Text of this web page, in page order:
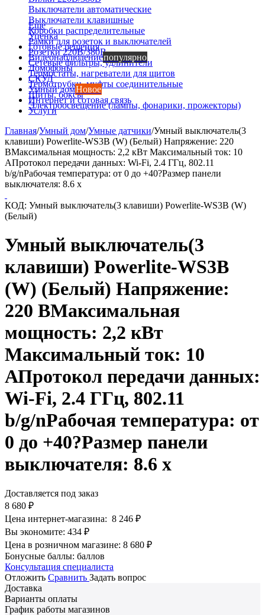
Выключатели автоматические
Выключатели клавишные
Коробки распределительные
Рамки для розеток и выключателей
Розетки 220В/380В
Сетевые фильтры, удлинители
Термостаты, нагреватели для щитов
Термотрубки, муфты соединительные
Щиты, боксы
Электроосвещение (лампы, фонарики, прожекторы)
Еще
Уценка
Готовые решения
Видеонаблюдениепопулярно
Домофоны
СКУД
Умный домНовое
Интернет и сотовая связь
Услуги
Главная/Умный дом/Умные датчики/Умный выключатель(3
клавиши) Powerlite-WS3B (W) (Белый) Напряжение: 220
ВМаксимальная мощность: 2,2 кВт Максимальный ток: 10
АПротокол передачи данных: Wi-Fi, 2.4 ГГц, 802.11
b/g/nРабочая температура: от 0 до +40?Размер панели
выключателя: 8.6 х
КОД: Умный выключатель(3 клавиши) Powerlite-WS3B (W)
(Белый)
Умный выключатель(3
клавиши) Powerlite-WS3B
(W) (Белый) Напряжение:
220 ВМаксимальная
мощность: 2,2 кВт
Максимальный ток: 10
АПротокол передачи данных:
Wi-Fi, 2.4 ГГц, 802.11
b/g/nРабочая температура: от
0 до +40?Размер панели
выключателя: 8.6 х
Доставляется под заказ
8 680 ₽
Цена интернет-магазина: 8 246 ₽
Вы экономите: 434 ₽
Цена в розничном магазине: 8 680 ₽
Бонусные баллы: баллов
Консультация специалиста
Отложить Сравнить Задать вопрос
Доставка
Варианты оплаты
График работы магазинов